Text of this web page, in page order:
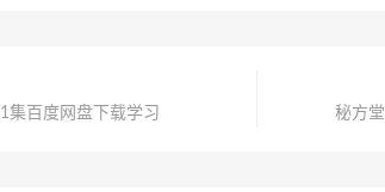
集百度网盘下载学习
秘方